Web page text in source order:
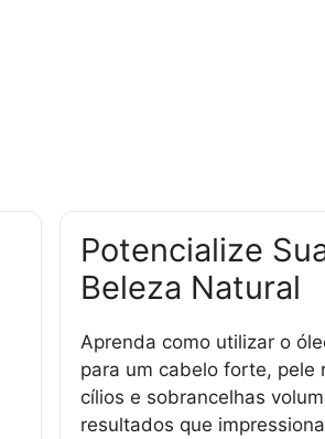
Potencialize
Beleza Natural
Aprenda como utilizar o
para um cabelo forte, pele
cílios e sobrancelhas
resultados que